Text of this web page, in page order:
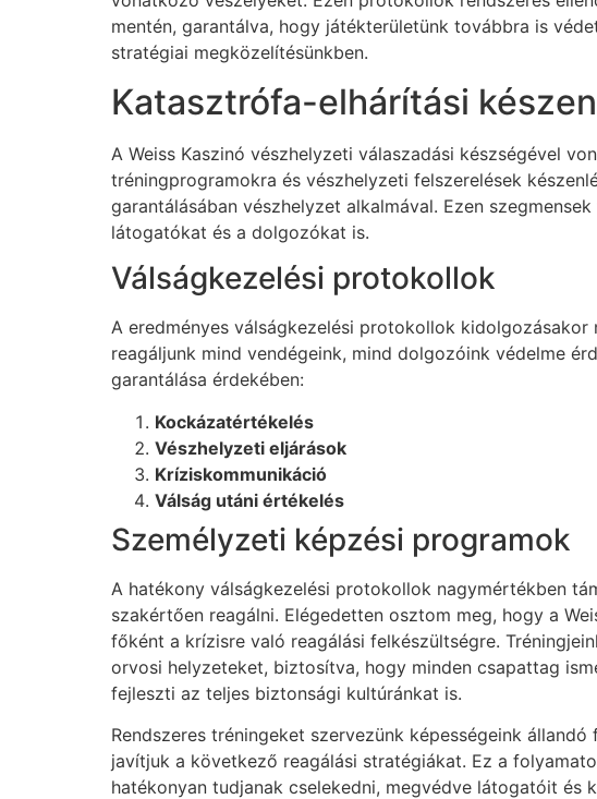
mentén, garantálva, hogy játékterületünk továbbra is
stratégiai megközelítésünkben.
Katasztrófa-elhárítási
A Weiss Kaszinó vészhelyzeti válaszadási készségével
tréningprogramokra és vészhelyzeti felszerelések
garantálásában vészhelyzet alkalmával. Ezen
látogatókat és a dolgozókat is.
Válságkezelési protokollok
A eredményes válságkezelési protokollok
reagáljunk mind vendégeink, mind dolgozóink védelme
garantálása érdekében:
Kockázatértékelés
Vészhelyzeti eljárások
Kríziskommunikáció
Válság utáni értékelés
Személyzeti képzési programok
A hatékony válságkezelési protokollok nagymértékben
szakértően reagálni. Elégedetten osztom meg, hogy a
főként a krízisre való reagálási felkészültségre.
orvosi helyzeteket, biztosítva, hogy minden csapattag
fejleszti az teljes biztonsági kultúránkat is.
Rendszeres tréningeket szervezünk képességeink
javítjuk a következő reagálási stratégiákat. Ez a
hatékonyan tudjanak cselekedni, megvédve látogatóit és